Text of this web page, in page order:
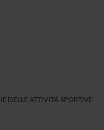
DELLE ATTIVITÀ SPORTIVE